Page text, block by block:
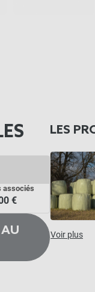
associés
€
LES
Voir plus